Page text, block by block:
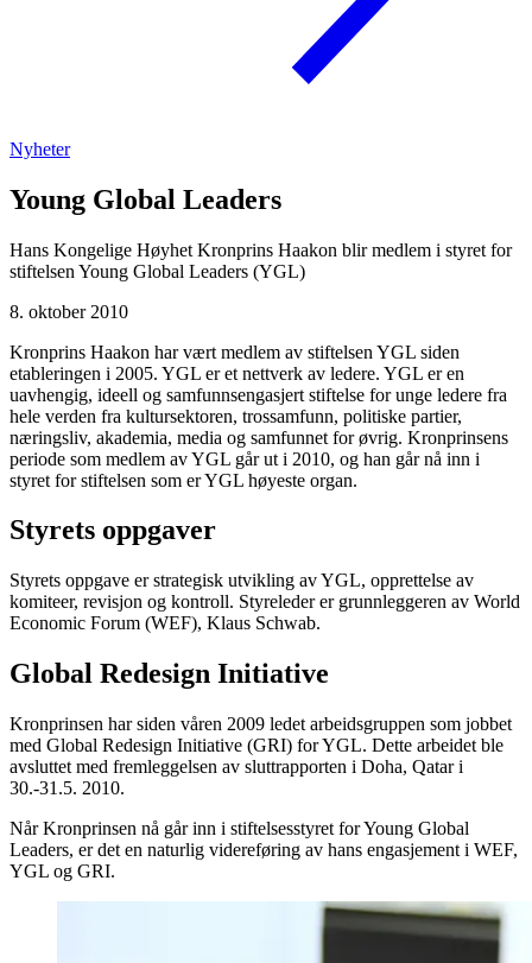
Nyheter
Young Global Leaders
Hans Kongelige Høyhet Kronprins Haakon blir medlem i styret for
stiftelsen Young Global Leaders (YGL)
8. oktober 2010
Kronprins Haakon har vært medlem av stiftelsen YGL siden
etableringen i 2005. YGL er et nettverk av ledere. YGL er en
uavhengig, ideell og samfunnsengasjert stiftelse for unge ledere fra
hele verden fra kultursektoren, trossamfunn, politiske partier,
næringsliv, akademia, media og samfunnet for øvrig. Kronprinsens
periode som medlem av YGL går ut i 2010, og han går nå inn i
styret for stiftelsen som er YGL høyeste organ.
Styrets oppgaver
Styrets oppgave er strategisk utvikling av YGL, opprettelse av
komiteer, revisjon og kontroll. Styreleder er grunnleggeren av World
Economic Forum (WEF), Klaus Schwab.
Global Redesign Initiative
Kronprinsen har siden våren 2009 ledet arbeidsgruppen som jobbet
med Global Redesign Initiative (GRI) for YGL. Dette arbeidet ble
avsluttet med fremleggelsen av sluttrapporten i Doha, Qatar i
30.-31.5. 2010.
Når Kronprinsen nå går inn i stiftelsesstyret for Young Global
Leaders, er det en naturlig videreføring av hans engasjement i WEF,
YGL og GRI.